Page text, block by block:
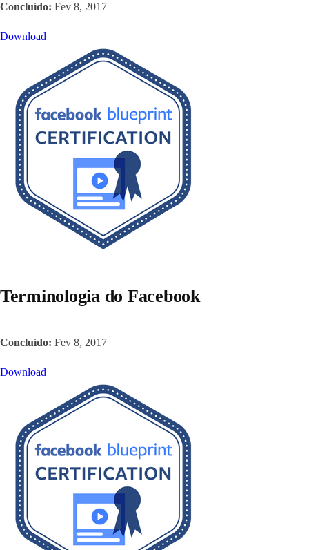
Concluído: Fev 8, 2017
Download
Terminologia do Facebook
Concluído: Fev 8, 2017
Download